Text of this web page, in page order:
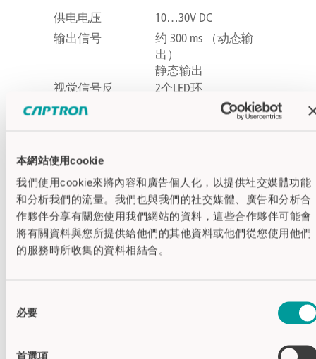
本網站使用cookie
我們使用cookie來將內容和廣告個人化，以提供社交媒體功能
和分析我們的流量。我們也與我們的社交媒體、廣告和分析合
作夥伴分享有關您使用我們網站的資料，這些合作夥伴可能會
將有關資料與您所提供給他們的其他資料或他們從您使用他們
的服務時所收集的資料相結合。
必要
首選項
供电电压
10…30V DC
输出信号
约 300 ms （动态输
出）
静态输出
视觉信号反
馈
2个LED环
JST
接线端子
线芯
输出
继电器（可选）
NPN-NO
PNP